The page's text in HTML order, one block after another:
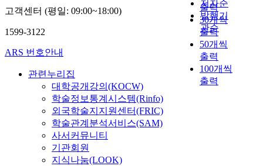
저자순
발행기
관순
출력
30개씩
출력
50개씩
출력
100개씩
출력
고객센터 (평일: 09:00~18:00)
1599-3122
ARS 번호안내
관련누리집
대학공개강의(KOCW)
학술정보통계시스템(Rinfo)
외국학술지지원센터(FRIC)
학술관계분석서비스(SAM)
사서커뮤니티
기관회원
지식나눔(LOOK)